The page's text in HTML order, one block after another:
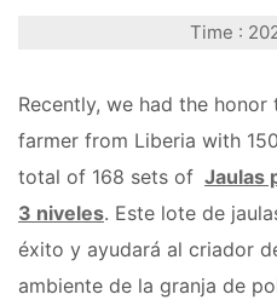
Time :
Recently, we had the
farmer from Liberia with
total of 168 sets of Jaulas
3 niveles. Este lote de
éxito y ayudará al criador
ambiente de la granja de